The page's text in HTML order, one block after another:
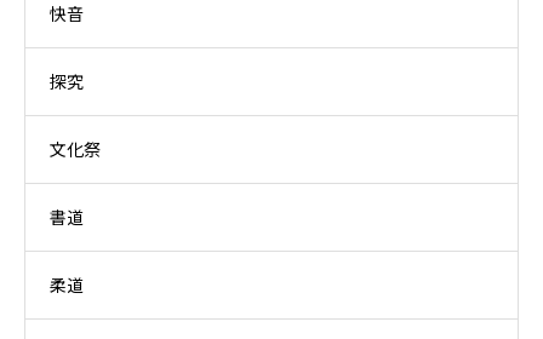
快音
探究
文化祭
書道
柔道